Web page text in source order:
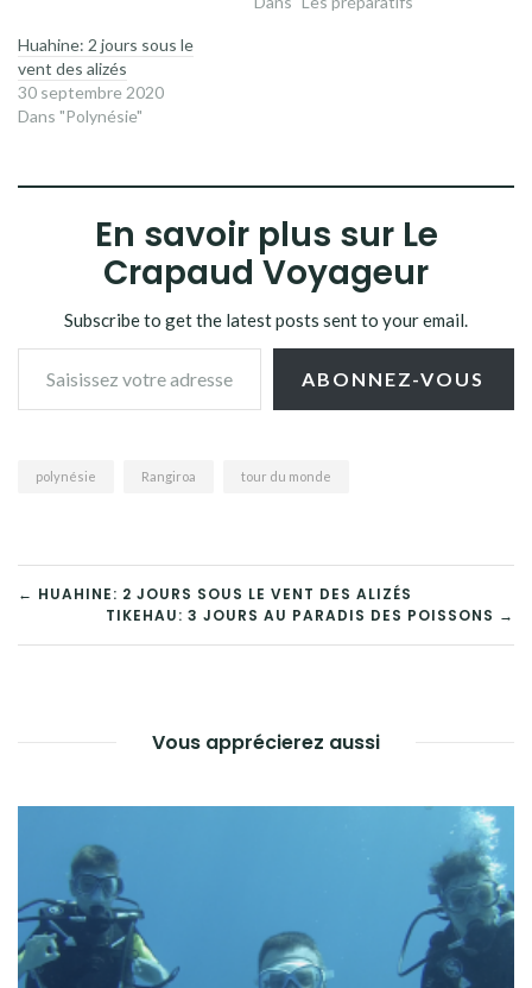
Huahine: 2 jours sous le
vent des alizés
30 septembre 2020
Dans "Polynésie"
En savoir plus sur Le
Crapaud Voyageur
Subscribe to get the latest posts sent to your email.
Saisissez votre adresse e-mail…
ABONNEZ-VOUS
polynésie Rangiroa tour du monde
NAVIGATION
DE
← HUAHINE: 2 JOURS SOUS LE VENT DES ALIZÉS
TIKEHAU: 3 JOURS AU PARADIS DES POISSONS →
Vous apprécierez aussi